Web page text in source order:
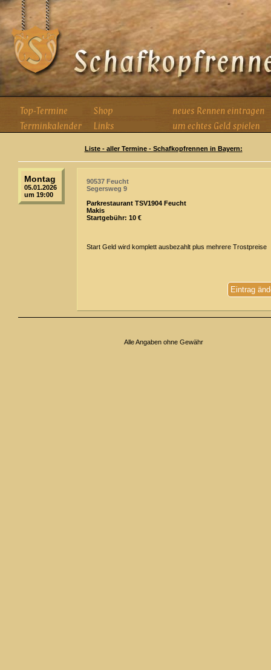
Liste - aller Termine - Schafkopfrennen in Bayern:
Montag
05.01.2026
um 19:00
90537 Feucht
Segersweg 9
Parkrestaurant TSV1904 Feucht
Makis
Startgebühr: 10 €
Start Geld wird komplett ausbezahlt plus mehrere Trostpreise
Eintrag
Alle Angaben ohne Gewähr